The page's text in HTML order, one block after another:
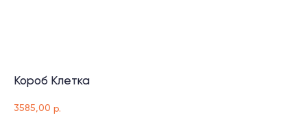
Короб Клетка
3585,00 р.